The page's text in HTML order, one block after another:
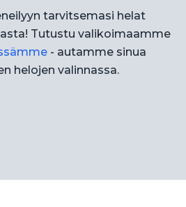
tarvitsemasi helat
Tutustu valikoimaamme
- autamme sinua
helojen valinnassa.